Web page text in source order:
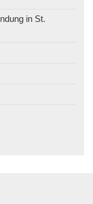
in St.